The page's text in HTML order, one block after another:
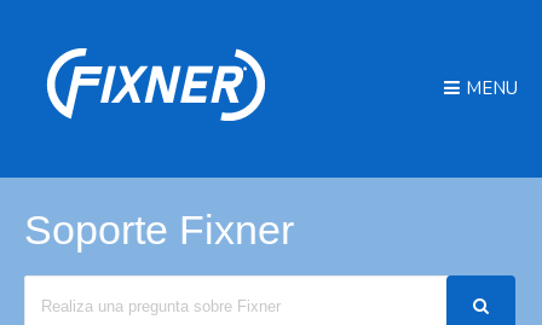
MENU
Soporte Fixner